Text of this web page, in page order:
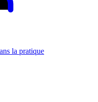
la pratique